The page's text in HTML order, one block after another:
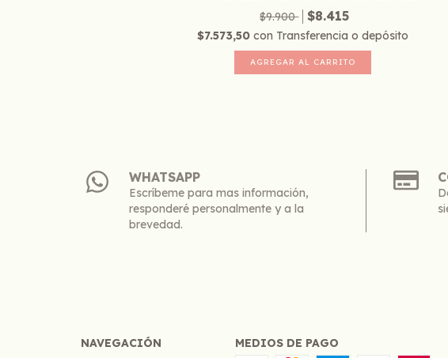
$9.900 $8.415
$7.573,50 con Transferencia o depósito
WHATSAPP
Escríbeme para mas información,
responderé personalmente y a la
brevedad.
NAVEGACIÓN
MEDIOS DE PAGO